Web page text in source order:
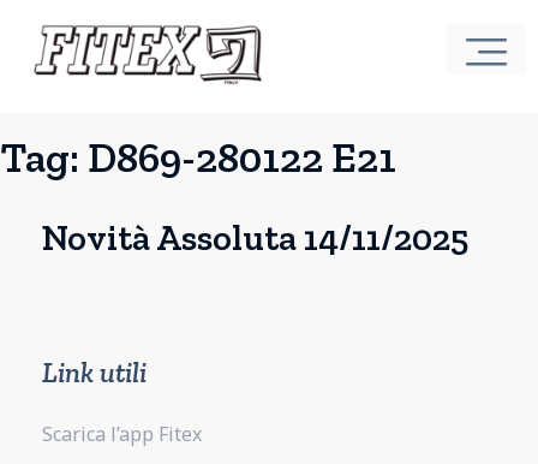
Tag: D869-280122 E21
Novità Assoluta 14/11/2025
Link utili
Scarica l’app Fitex